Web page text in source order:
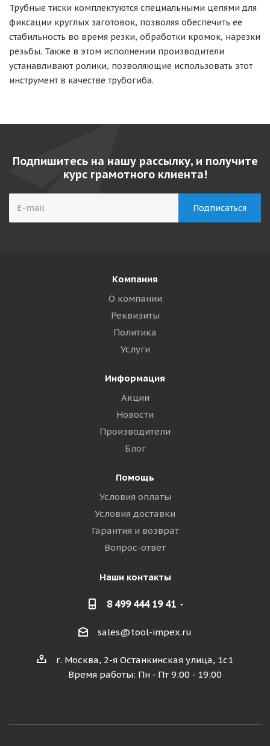
Трубные тиски комплектуются специальными цепями для
фиксации круглых заготовок, позволяя обеспечить ее
стабильность во время резки, обработки кромок, нарезки
резьбы. Также в этом исполнении производители
устанавливают ролики, позволяющие использовать этот
инструмент в качестве трубогиба.
Подпишитесь на нашу рассылку, и получите
курс грамотного клиента!
Компания
О компании
Реквизиты
Политика
Услуги
Информация
Акции
Новости
Производители
Блог
Помощь
Условия оплаты
Условия доставки
Гарантия и возврат
Вопрос-ответ
Наши контакты
8 499 444 19 41
sales@tool-impex.ru
г. Москва, 2-я Останкинская улица, 1с1
Время работы: Пн - Пт 9:00 - 19:00